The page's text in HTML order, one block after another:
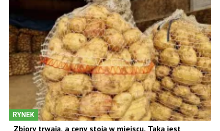
RYNEK
Zbiory trwają, a ceny stoją w miejscu. Taka jest